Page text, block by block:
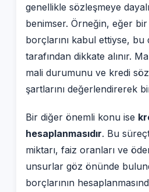
genellikle sözleşmeye
benimser. Örneğin, eğer
borçlarını kabul ettiyse,
tarafından dikkate alınır.
mali durumunu ve kredi
şartlarını değerlendirerek
Bir diğer önemli konu ise
hesaplanmasıdır. Bu
miktarı, faiz oranları ve
unsurlar göz önünde
borçlarının